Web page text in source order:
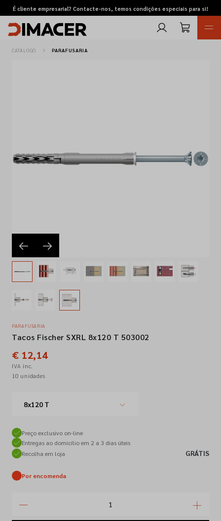
É cliente empresarial? Contacte-nos, temos condições especiais para si!
Pedidos de cotação
Empresa
Contactos
Siga-nos nas redes sociais
CATÁLOGO PARAFUSARIA
PARAFUSARIA
Tacos Fischer SXRL 8x120 T 503002
€ 12,14
IVA inc.
10 unidades
8x120 T
Preço exclusivo on-line
Entregas ao domicílio em 2 a 3 dias úteis
Recolha em loja
GRÁTIS
Por encomenda